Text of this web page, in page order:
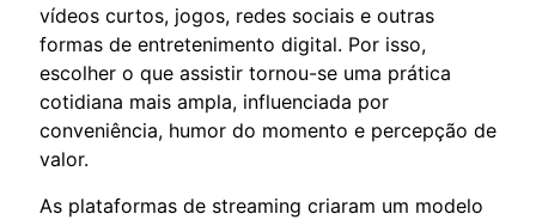
vídeos curtos, jogos, redes sociais e outras
formas de entretenimento digital. Por isso,
escolher o que assistir tornou-se uma prática
cotidiana mais ampla, influenciada por
conveniência, humor do momento e percepção de
valor.
As plataformas de streaming criaram um modelo